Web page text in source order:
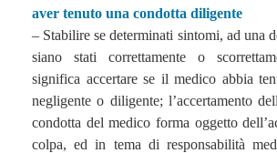
aver tenuto una condotta diligente
– Stabilire se determinati sintomi, ad una
siano stati correttamente o
significa accertare se il medico abbia
negligente o diligente; l’accertamento
condotta del medico forma oggetto
colpa, ed in tema di responsabilità